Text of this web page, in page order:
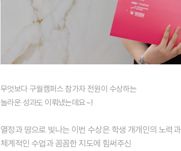
무엇보다 구월캠퍼스 참가자 전원이 수상하는
놀라운 성과도 이뤄냈는데요~!
열정과 땀으로 빛나는 이번 수상은 학생 개개인의 노력과
체계적인 수업과 꼼꼼한 지도에 힘써주신